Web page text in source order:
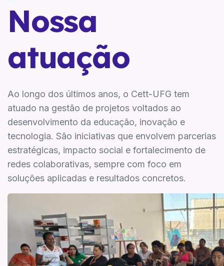
Nossa
atuação
Ao longo dos últimos anos, o Cett-UFG tem
atuado na gestão de projetos voltados ao
desenvolvimento da educação, inovação e
tecnologia. São iniciativas que envolvem parcerias
estratégicas, impacto social e fortalecimento de
redes colaborativas, sempre com foco em
soluções aplicadas e resultados concretos.